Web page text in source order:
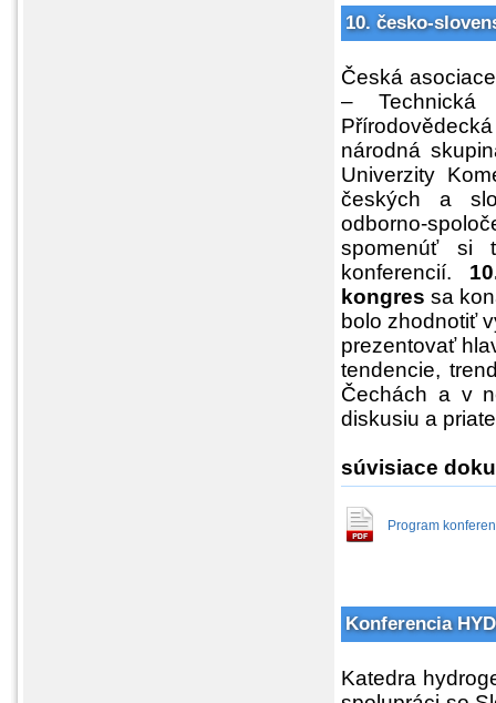
10. česko-
Česká
– Technická
národná
Univerzity
českých a
odborno-
spomenúť si
konferencií.
kongressa
bolo zhodnotiť
prezentovať
tendencie,
Čechách a v
diskusiu a
súvisiace
Program
Konferencia
Katedra